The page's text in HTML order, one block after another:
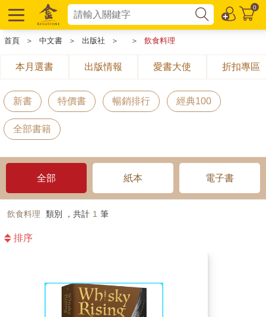
0
首頁 ＞ 中文書 ＞ 出版社 ＞ ＞ 飲食料理
本月選書 出版情報 愛書大使 折扣專區
新書 特價書 暢銷排行 經典100
全部書籍
全部 紙本 電子書
飲食料理 類別 ，共計 1 筆
排序